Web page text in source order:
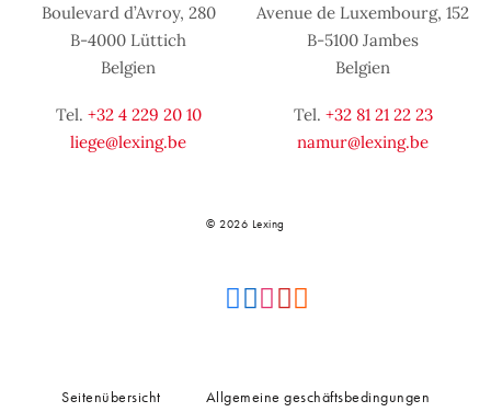
Boulevard d’Avroy, 280
B-4000 Lüttich
Belgien
Tel. +32 4 229 20 10
liege@lexing.be
Avenue de Luxembourg, 152
B-5100 Jambes
Belgien
Tel. +32 81 21 22 23
namur@lexing.be
© 2026 Lexing
Seitenübersicht Allgemeine geschäftsbedingungen